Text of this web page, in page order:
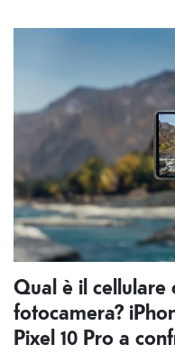
Qual è il cellulare
fotocamera?
Pixel 10 Pro a